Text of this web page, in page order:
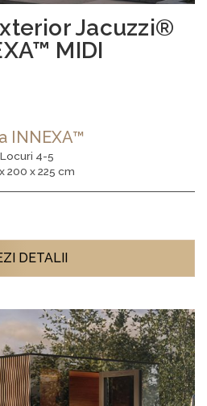
Jacuzzi®
MIDI
INNEXA™
Locuri 4-5
200 x 225 cm
DETALII